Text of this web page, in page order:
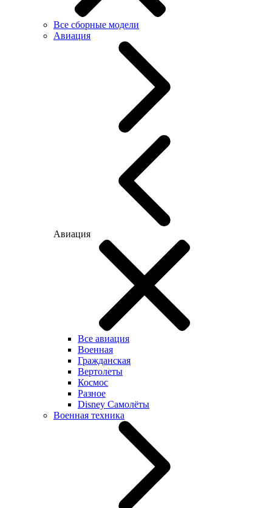
Все сборные модели
Авиация
Авиация
Все авиация
Военная
Гражданская
Вертолеты
Космос
Разное
Disney Самолёты
Военная техника